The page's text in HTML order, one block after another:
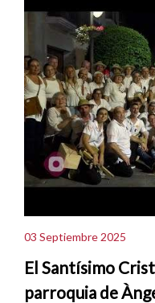
03 Septiembre 2025
El Santísimo
parroquia de